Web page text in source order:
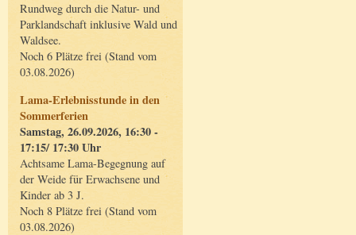
Rundweg durch die Natur- und
Parklandschaft inklusive Wald und
Waldsee.
Noch 6 Plätze frei (Stand vom
03.08.2026)
Lama-Erlebnisstunde in den
Sommerferien
Samstag, 26.09.2026, 16:30 -
17:15/ 17:30 Uhr
Achtsame Lama-Begegnung auf
der Weide für Erwachsene und
Kinder ab 3 J.
Noch 8 Plätze frei (Stand vom
03.08.2026)